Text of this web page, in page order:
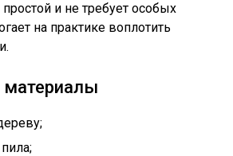
и не требует особых
на практике воплотить
материалы